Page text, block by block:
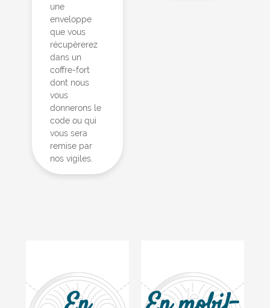
une
enveloppe
que vous
récupèrerez
dans un
coffre-fort
dont nous
vous
donnerons le
code ou qui
vous sera
remise par
nos vigiles.